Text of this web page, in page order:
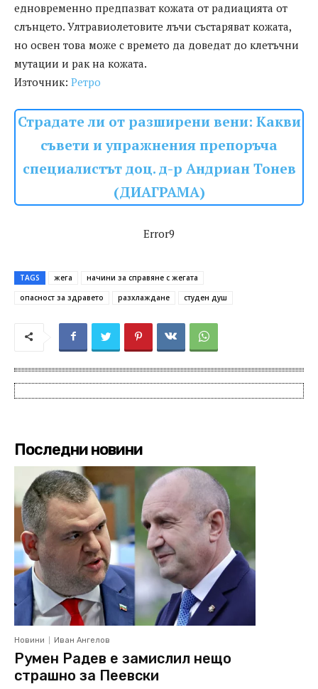
едновременно предпазват кожата от радиацията от
слънцето. Ултравиолетовите лъчи състаряват кожата,
но освен това може с времето да доведат до клетъчни
мутации и рак на кожата.
Източник: Ретро
Страдате ли от разширени вени: Какви
съвети и упражнения препоръча
специалистът доц. д-р Андриан Тонев
(ДИАГРАМА)
Error9
TAGS жега
начини за справяне с жегата
опасност за здравето
разхлаждане студен душ
Последни новини
Новини Иван Ангелов
Румен Радев е замислил нещо
страшно за Пеевски